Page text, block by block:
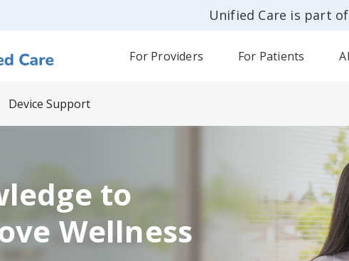
Unified Care is part of
For Providers For Patients
Device Support
to
Wellness